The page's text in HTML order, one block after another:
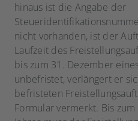
hinaus ist die Angabe der
nicht vorhanden, ist der
Laufzeit des
bis zum 31. Dezember
unbefristet, verlängert er
befristeten
Formular vermerkt. Bis